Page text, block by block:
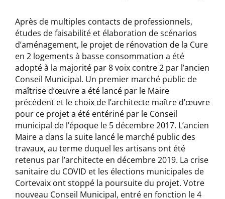
Après de multiples contacts de professionnels,
études de faisabilité et élaboration de scénarios
d’aménagement, le projet de rénovation de la Cure
en 2 logements à basse consommation a été
adopté à la majorité par 8 voix contre 2 par l’ancien
Conseil Municipal. Un premier marché public de
maîtrise d’œuvre a été lancé par le Maire
précédent et le choix de l’architecte maître d’œuvre
pour ce projet a été entériné par le Conseil
municipal de l’époque le 5 décembre 2017. L’ancien
Maire a dans la suite lancé le marché public des
travaux, au terme duquel les artisans ont été
retenus par l’architecte en décembre 2019. La crise
sanitaire du COVID et les élections municipales de
Cortevaix ont stoppé la poursuite du projet. Votre
nouveau Conseil Municipal, entré en fonction le 4